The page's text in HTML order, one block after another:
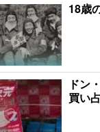
18歳
ドン
買い